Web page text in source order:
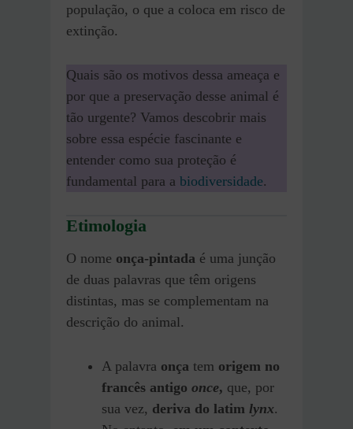
população, o que a coloca em risco de
extinção.
Quais são os motivos dessa ameaça e
por que a preservação desse animal é
tão urgente? Vamos descobrir mais
sobre essa espécie fascinante e
entender como sua proteção é
fundamental para a biodiversidade.
Etimologia
O nome onça-pintada é uma junção
de duas palavras que têm origens
distintas, mas se complementam na
descrição do animal.
A palavra onça tem origem no
francês antigo once, que, por
sua vez, deriva do latim lynx.